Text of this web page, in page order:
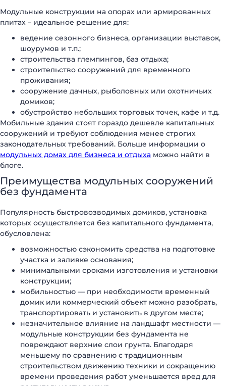
Модульные конструкции на опорах или армированных
плитах – идеальное решение для:
ведение сезонного бизнеса, организации выставок,
шоурумов и т.п.;
строительства глемпингов, баз отдыха;
строительство сооружений для временного
проживания;
сооружение дачных, рыболовных или охотничьих
домиков;
обустройство небольших торговых точек, кафе и т.д.
Мобильные здания стоят гораздо дешевле капитальных
сооружений и требуют соблюдения менее строгих
законодательных требований. Больше информации о
модульных домах для бизнеса и отдыха можно найти в
блоге.
Преимущества модульных сооружений
без фундамента
Популярность быстровозводимых домиков, установка
которых осуществляется без капитального фундамента,
обусловлена:
возможностью сэкономить средства на подготовке
участка и заливке основания;
минимальными сроками изготовления и установки
конструкции;
мобильностью — при необходимости временный
домик или коммерческий объект можно разобрать,
транспортировать и установить в другом месте;
незначительное влияние на ландшафт местности —
модульные конструкции без фундамента не
повреждают верхние слои грунта. Благодаря
меньшему по сравнению с традиционным
строительством движению техники и сокращению
времени проведения работ уменьшается вред для